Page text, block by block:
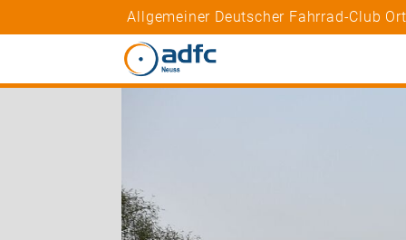
Allgemeiner Deutscher Fahrrad-Club